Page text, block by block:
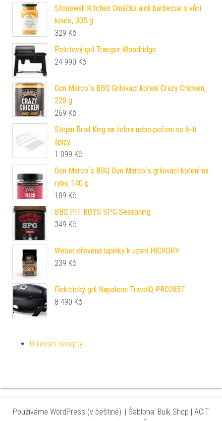
Stonewall Kitchen Omáčka aioli barbecue s vůní
kouře, 305 g
329 Kč
Peletový gril Traeger Woodridge
24 990 Kč
Don Marco´s BBQ Grilovací koření Crazy Chicken,
220 g
269 Kč
Stojan Broil King na žebra nebo pečeni se 6-ti
špízy
1 099 Kč
Don Marco´s BBQ Don Marco´s grilovací koření na
ryby, 140 g
189 Kč
BBQ PIT BOYS SPG Seasoning
349 Kč
Weber dřevěné lupínky k uzení HICKORY
239 Kč
Elektrický gril Napoleon TravelQ PRO285E
8 490 Kč
Grilovací recepty
Používáme WordPress (v češtině). | Šablona: Bulk Shop | ACIT